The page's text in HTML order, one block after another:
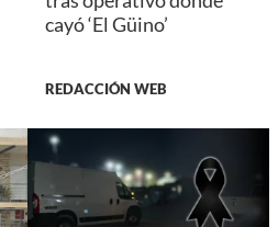
cayó ‘El Güino’
REDACCIÓN WEB